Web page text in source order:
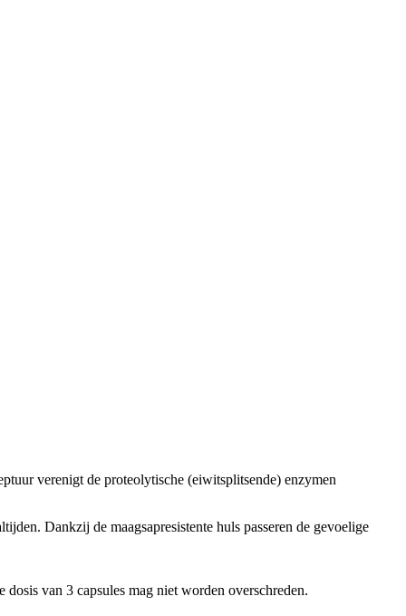
verenigt de proteolytische (eiwitsplitsende) enzymen
Dankzij de maagsapresistente huls passeren de gevoelige
van 3 capsules mag niet worden overschreden.